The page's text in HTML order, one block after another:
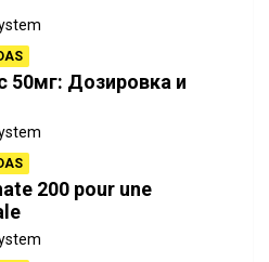
50мг: Дозировка и
200 pour une